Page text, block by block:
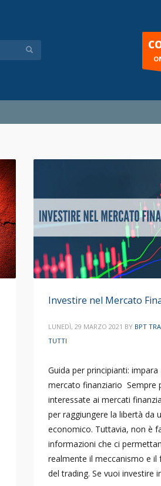
Investire nel Mercato
LUNEDÌ, 29 MARZO 2021 BY BPT
TUTTI
Guida per principianti: impara
mercato finanziario Sempre
interessate ai mercati
per raggiungere la libertà da
economico. Tuttavia, non è
informazioni che ci
realmente il meccanismo e il
del trading. Se vuoi investire